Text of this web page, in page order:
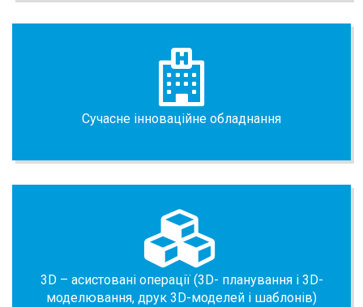
Сучасне інноваційне обладнання
3D – асистовані операції (3D- планування і 3D-
моделювання, друк 3D-моделей і шаблонів)